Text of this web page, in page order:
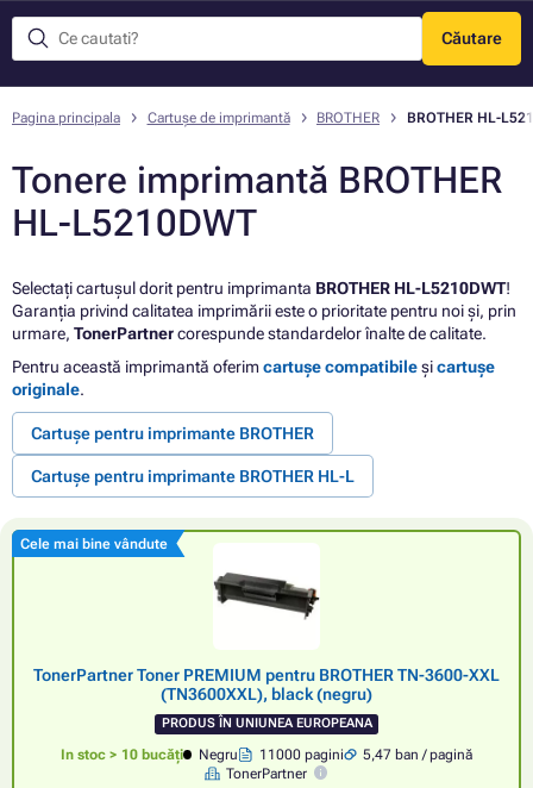
Căutare
Meniu
Pagina principala Cartușe de imprimantă BROTHER BROTHER HL-
Tonere imprimantă BROTHER
HL-L5210DWT
Selectați cartușul dorit pentru imprimanta BROTHER HL-L5210DWT!
Garanția privind calitatea imprimării este o prioritate pentru noi și, prin
urmare, TonerPartnercorespunde standardelor înalte de calitate.
Pentru această imprimantă oferimcartușe compatibileșicartușe
originale.
Cartușe pentru imprimante BROTHER
Cartușe pentru imprimante BROTHER HL-L
Cele mai bine vândute
TonerPartner Toner PREMIUM pentru BROTHER TN-3600-XXL
(TN3600XXL), black (negru)
PRODUS ÎN UNIUNEA EUROPEANA
In stoc > 10 bucăți Negru 11000 pagini
5,47 ban / pagină
TonerPartner